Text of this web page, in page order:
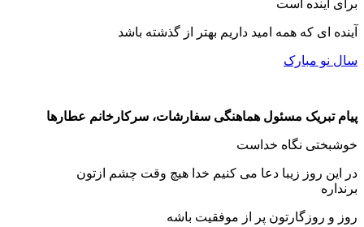
برای آینده است
آینده ای که همه امید داریم بهتر از گذشته باشد
سال نو مبارک
پیام تبریک مسئول هماهنگی سفارشات، سرکارخانم عطارها
خوشبختی نگاه خداست
در این روز زیبا دعا می کنیم خدا هیچ وقت چشم ازتون
برنداره
روز و روزگارتون پر از موفقیت باشه